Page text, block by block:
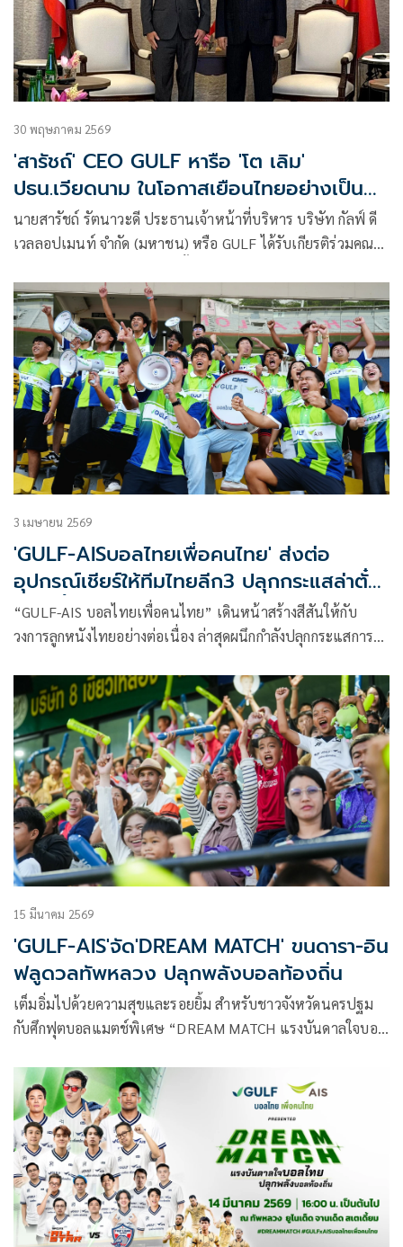
30 พฤษภาคม 2569
'สารัชถ์' CEO GULF หารือ 'โต เลิม'
ปธน.เวียดนาม ในโอกาสเยือนไทยอย่างเป็น
ทางการ สะท้อนบทบาทเอกชนไทยร่วมขับ
เคลื่อนพลังงานสะอาดระหว่าง 2 ประเทศ
นายสารัชถ์ รัตนาวะดี ประธานเจ้าหน้าที่บริหาร บริษัท กัลฟ์ ดี
เวลลอปเมนท์ จำกัด (มหาชน) หรือ GULF ได้รับเกียรติร่วมคณะ
แลกเปลี่ยนกับ นายโต เลิม เลขาธิการใหญ่พรรคคอมมิวนิสต์
เวียดนามและประธานาธิบดีแห่งสาธารณรัฐสังคมนิยมเวียดนาม
ในโอกาสเดินทางเยือนประเทศไทยอย่างเป็นทางการ
3 เมษายน 2569
'GULF-AISบอลไทยเพื่อคนไทย' ส่งต่อ
อุปกรณ์เชียร์ให้ทีมไทยลีก3 ปลุกกระแสล่าตั๋ว
เลื่อนชั้น
“GULF-AIS บอลไทยเพื่อคนไทย” เดินหน้าสร้างสีสันให้กับ
วงการลูกหนังไทยอย่างต่อเนื่อง ล่าสุดผนึกกำลังปลุกกระแสการ
ให้กึกก้องทั่วไทย” ด้วยการกระจายอุปกรณ์เชียร์ชุดใหญ่ให้กับ
สโมสรในทุกภูมิภาค หวังจุดพลังเสียงจากแฟนบอลท้องถิ่นให้
กลับมากึกก้องอีกครั้งในทุกสนามแข่งขัน
15 มีนาคม 2569
'GULF-AIS'จัด'DREAM MATCH' ขนดารา-อิน
ฟลูดวลทัพหลวง ปลุกพลังบอลท้องถิ่น
เต็มอิ่มไปด้วยความสุขและรอยยิ้ม สำหรับชาวจังหวัดนครปฐม
กับศึกฟุตบอลแมตช์พิเศษ “DREAM MATCH แรงบันดาลใจบอล
เตเดียม จ.นครปฐม เมื่อวันที่ 14 มีนาคม 2569 ที่สร้าง
ปรากฏการณ์ด้วยการนำทีมรวมดาราอินฟลูเอ็นเซอร์ชื่อดังมา
ฟาดแข้งกับสโมสร “ทัพหลวง ยูไนเต็ด” ทีมระดับตำบลใน “บี
วายดี ดอลฟินส์ ลีกสาม”